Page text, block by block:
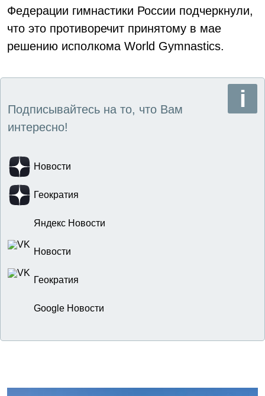
Федерации гимнастики России подчеркнули,
что это противоречит принятому в мае
решению исполкома World Gymnastics.
Подписывайтесь на то, что Вам
интересно!
Новости
Геократия
Яндекс Новости
Новости
Геократия
Google Новости